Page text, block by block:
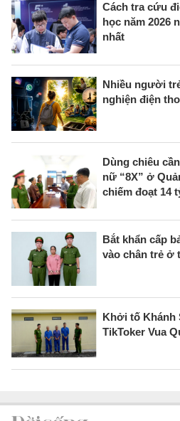
Cách tra cứu
học năm 2026
nhất
Nhiều người
nghiện điện
Dùng chiêu
nữ “8X” ở
chiếm đoạt 14
Bắt khẩn cấp
vào chân trẻ ở
Khởi tố Khánh
TikToker Vua